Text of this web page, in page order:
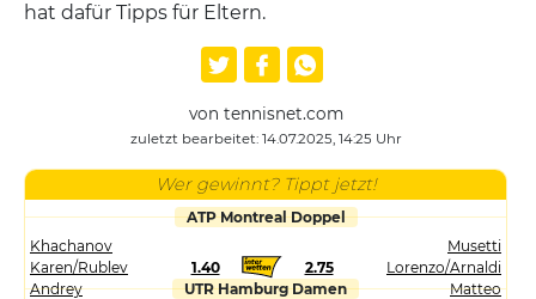
hat dafür Tipps für Eltern.
von tennisnet.com
zuletzt bearbeitet: 14.07.2025, 14:25 Uhr
Wer gewinnt? Tippt jetzt!
ATP Montreal Doppel
Khachanov
Karen/Rublev
Andrey
1.40 2.75
Musetti
Lorenzo/Arnaldi
Matteo
UTR Hamburg Damen